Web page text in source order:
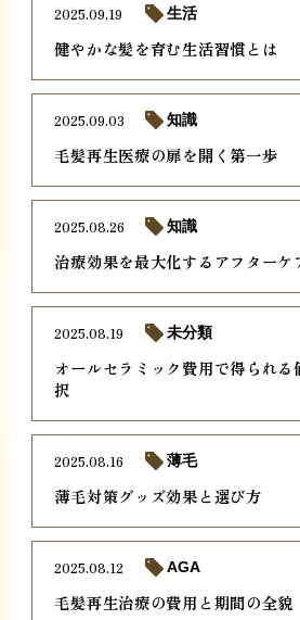
健やかな髪を育む生活習慣とは
2025.09.19 生活
毛髪再生医療の扉を開く第一歩
2025.09.03 知識
治療効果を最大化するアフターケ
2025.08.26 知識
オールセラミック費用で得られる
択
2025.08.19 未分類
薄毛対策グッズ効果と選び方
2025.08.16 薄毛
毛髪再生治療の費用と期間の全貌
2025.08.12 AGA